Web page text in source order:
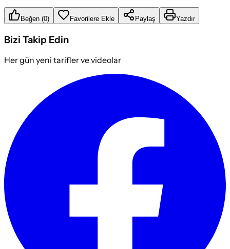
Beğen (0) Favorilere Ekle Paylaş Yazdır
Bizi Takip Edin
Her gün yeni tarifler ve videolar